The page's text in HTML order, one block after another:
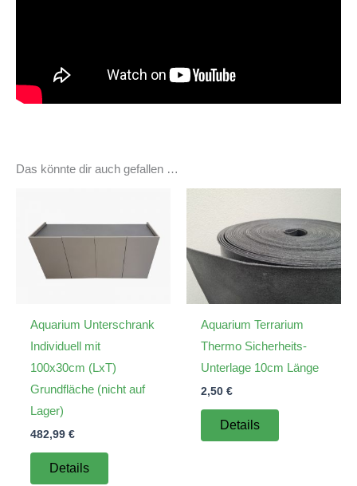
Das könnte dir auch gefallen …
Aquarium Unterschrank
Individuell mit
100x30cm (LxT)
Grundfläche (nicht auf
Lager)
482,99 €
Details
Aquarium Terrarium
Thermo Sicherheits-
Unterlage 10cm Länge
2,50 €
Details